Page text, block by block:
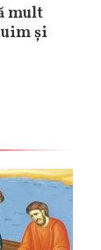
mult
și